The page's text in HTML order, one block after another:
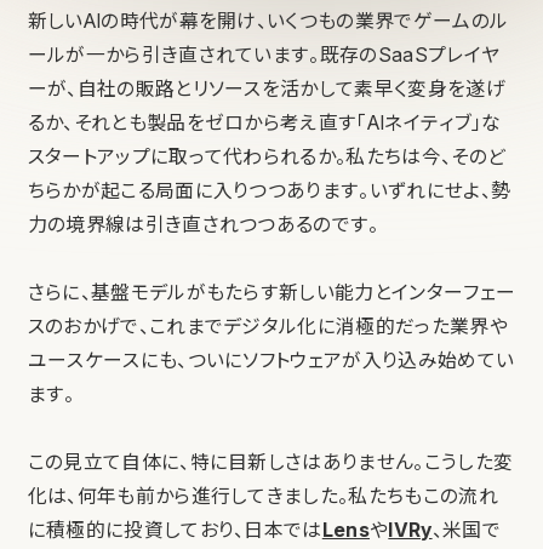
新しいAIの時代が幕を開け、いくつもの業界でゲームのル
ールが一から引き直されています。既存のSaaSプレイヤ
ーが、自社の販路とリソースを活かして素早く変身を遂げ
るか、それとも製品をゼロから考え直す「AIネイティブ」な
スタートアップに取って代わられるか。私たちは今、そのど
ちらかが起こる局面に入りつつあります。いずれにせよ、勢
力の境界線は引き直されつつあるのです。
さらに、基盤モデルがもたらす新しい能力とインターフェー
スのおかげで、これまでデジタル化に消極的だった業界や
ユースケースにも、ついにソフトウェアが入り込み始めてい
ます。
この見立て自体に、特に目新しさはありません。こうした変
化は、何年も前から進行してきました。私たちもこの流れ
に積極的に投資しており、日本では Lensや IVRy、米国で